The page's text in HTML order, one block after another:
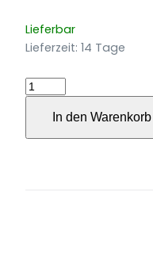
Lieferbar
Lieferzeit: 14 Tage
Auslaufen
der
IV
In den Warenkorb